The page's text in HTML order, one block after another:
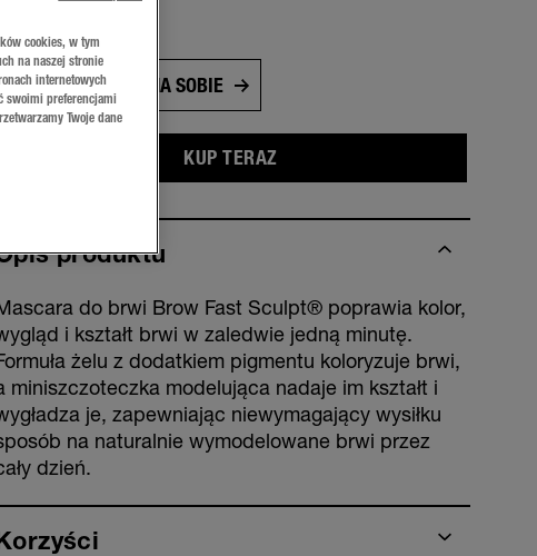
PRZYMIERZ NA SOBIE
KUP TERAZ
produktu
do brwi Brow Fast Sculpt® poprawia kolor,
i kształt brwi w zaledwie jedną minutę.
żelu z dodatkiem pigmentu koloryzuje brwi,
miniszczoteczka modelująca nadaje im kształt i
je, zapewniając niewymagający wysiłku
na naturalnie wymodelowane brwi przez
dzień.
cookies, w tym
na naszej stronie
internetowych
swoimi preferencjami
Twoje dane